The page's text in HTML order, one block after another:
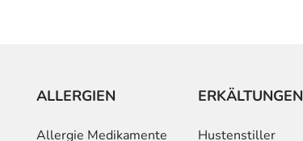
ALLERGIEN
Allergie Medikamente
ERKÄLTUNGEN
Hustenstiller